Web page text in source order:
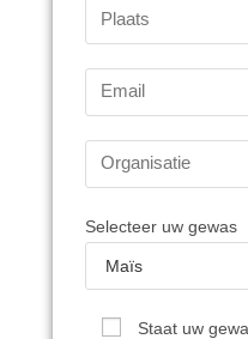
Selecteer uw gewas
Staat uw